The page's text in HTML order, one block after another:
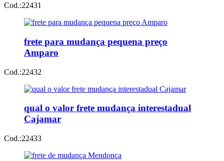
Cod.:22431
frete para mudança pequena preço
Amparo
Cod.:22432
qual o valor frete mudança interestadual
Cajamar
Cod.:22433